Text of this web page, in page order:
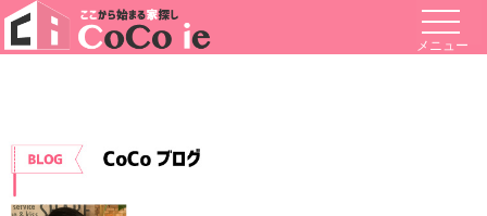
メニュー